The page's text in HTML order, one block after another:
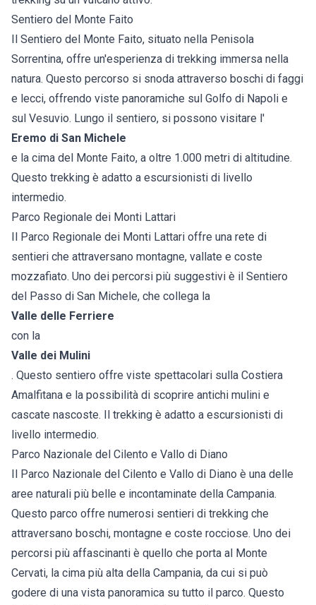
Sentiero del Monte Faito
Il Sentiero del Monte Faito, situato nella Penisola
Sorrentina, offre un'esperienza di trekking immersa nella
natura. Questo percorso si snoda attraverso boschi di faggi
e lecci, offrendo viste panoramiche sul Golfo di Napoli e
sul Vesuvio. Lungo il sentiero, si possono visitare l'
Eremo di San Michele
e la cima del Monte Faito, a oltre 1.000 metri di altitudine.
Questo trekking è adatto a escursionisti di livello
intermedio.
Parco Regionale dei Monti Lattari
Il Parco Regionale dei Monti Lattari offre una rete di
sentieri che attraversano montagne, vallate e coste
mozzafiato. Uno dei percorsi più suggestivi è il Sentiero
del Passo di San Michele, che collega la
Valle delle Ferriere
con la
Valle dei Mulini
. Questo sentiero offre viste spettacolari sulla Costiera
Amalfitana e la possibilità di scoprire antichi mulini e
cascate nascoste. Il trekking è adatto a escursionisti di
livello intermedio.
Parco Nazionale del Cilento e Vallo di Diano
Il Parco Nazionale del Cilento e Vallo di Diano è una delle
aree naturali più belle e incontaminate della Campania.
Questo parco offre numerosi sentieri di trekking che
attraversano boschi, montagne e coste rocciose. Uno dei
percorsi più affascinanti è quello che porta al Monte
Cervati, la cima più alta della Campania, da cui si può
godere di una vista panoramica su tutto il parco. Questo